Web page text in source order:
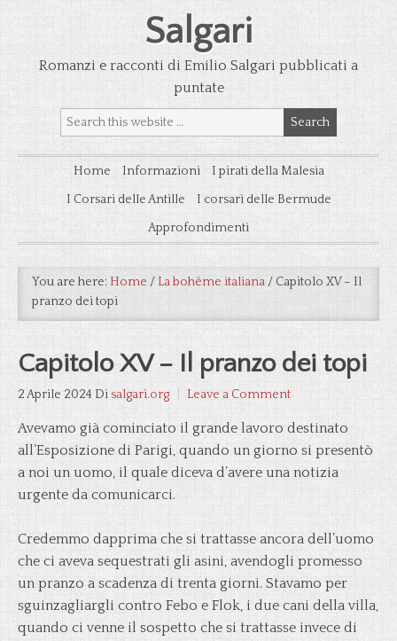
Salgari
Romanzi e racconti di Emilio Salgari pubblicati a
puntate
Home Informazioni
I pirati della Malesia
I Corsari delle Antille
I corsari delle Bermude
Approfondimenti
You are here: Home /La bohême italiana /Capitolo XV – Il
pranzo dei topi
Capitolo XV – Il pranzo dei topi
2 Aprile 2024 Di salgari.org Leave a Comment
Avevamo già cominciato il grande lavoro destinato
all’Esposizione di Parigi, quando un giorno si presentò
a noi un uomo, il quale diceva d’avere una notizia
urgente da comunicarci.
Credemmo dapprima che si trattasse ancora dell’uomo
che ci aveva sequestrati gli asini, avendogli promesso
un pranzo a scadenza di trenta giorni. Stavamo per
sguinzagliargli contro Febo e Flok, i due cani della villa,
quando ci venne il sospetto che si trattasse invece di